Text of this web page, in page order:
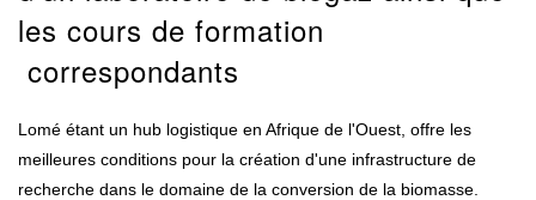
les cours de formation
correspondants
Lomé étant un hub logistique en Afrique de l'Ouest, offre les
meilleures conditions pour la création d'une infrastructure de
recherche dans le domaine de la conversion de la biomasse.